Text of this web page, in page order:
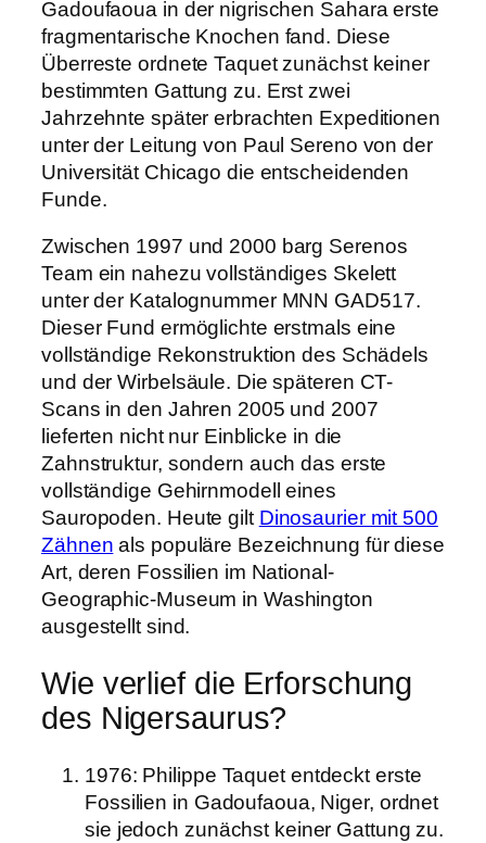
Gadoufaoua in der nigrischen Sahara erste
fragmentarische Knochen fand. Diese
Überreste ordnete Taquet zunächst keiner
bestimmten Gattung zu. Erst zwei
Jahrzehnte später erbrachten Expeditionen
unter der Leitung von Paul Sereno von der
Universität Chicago die entscheidenden
Funde.
Zwischen 1997 und 2000 barg Serenos
Team ein nahezu vollständiges Skelett
unter der Katalognummer MNN GAD517.
Dieser Fund ermöglichte erstmals eine
vollständige Rekonstruktion des Schädels
und der Wirbelsäule. Die späteren CT-
Scans in den Jahren 2005 und 2007
lieferten nicht nur Einblicke in die
Zahnstruktur, sondern auch das erste
vollständige Gehirnmodell eines
Sauropoden. Heute gilt Dinosaurier mit 500
Zähnen als populäre Bezeichnung für diese
Art, deren Fossilien im National-
Geographic-Museum in Washington
ausgestellt sind.
Wie verlief die Erforschung
des Nigersaurus?
1976: Philippe Taquet entdeckt erste
Fossilien in Gadoufaoua, Niger, ordnet
sie jedoch zunächst keiner Gattung zu.